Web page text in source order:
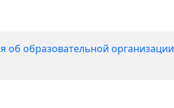
об образовательной организации